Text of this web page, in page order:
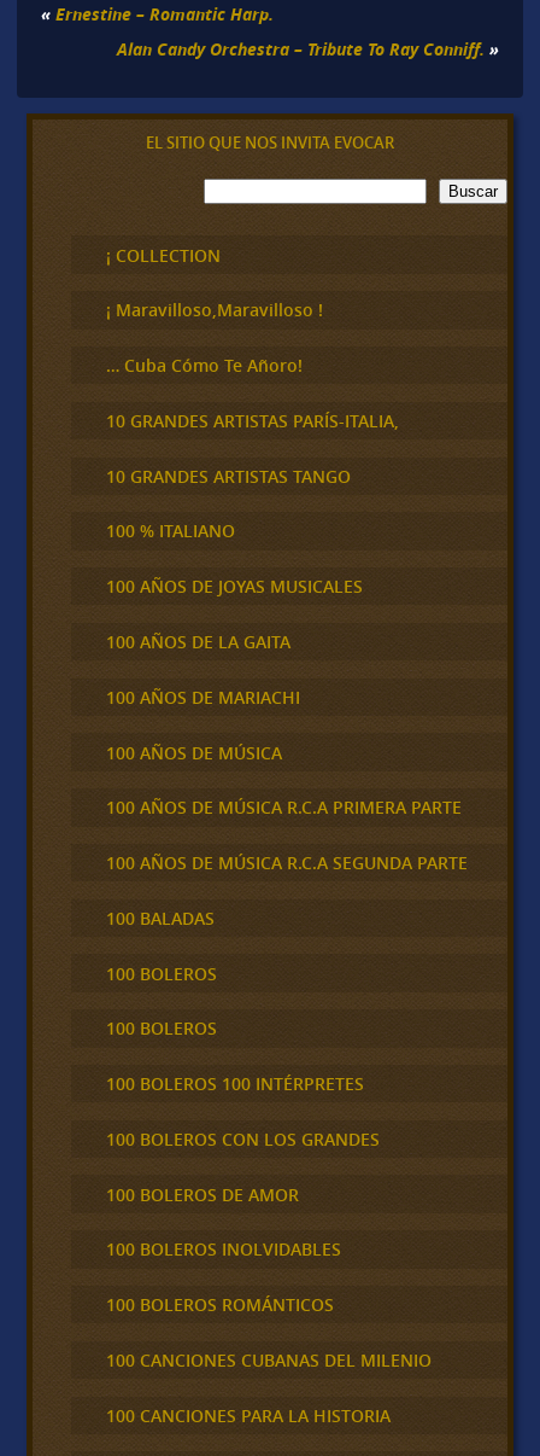
« Ernestine – Romantic Harp.
Alan Candy Orchestra – Tribute To Ray Conniff. »
EL SITIO QUE NOS INVITA EVOCAR
B
u
c
a
Buscar
¡ COLLECTION
¡ Maravilloso,Maravilloso !
… Cuba Cómo Te Añoro!
10 GRANDES ARTISTAS PARÍS-ITALIA,
10 GRANDES ARTISTAS TANGO
100 % ITALIANO
100 AÑOS DE JOYAS MUSICALES
100 AÑOS DE LA GAITA
100 AÑOS DE MARIACHI
100 AÑOS DE MÚSICA
100 AÑOS DE MÚSICA R.C.A PRIMERA PARTE
100 AÑOS DE MÚSICA R.C.A SEGUNDA PARTE
100 BALADAS
100 BOLEROS
100 BOLEROS
100 BOLEROS 100 INTÉRPRETES
100 BOLEROS CON LOS GRANDES
100 BOLEROS DE AMOR
100 BOLEROS INOLVIDABLES
100 BOLEROS ROMÁNTICOS
100 CANCIONES CUBANAS DEL MILENIO
100 CANCIONES PARA LA HISTORIA